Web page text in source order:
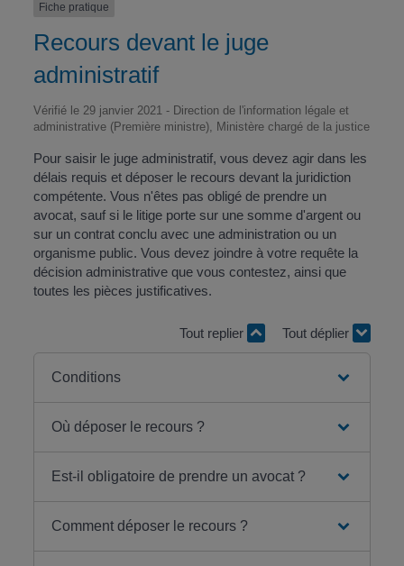
Fiche pratique
Recours devant le juge
administratif
Vérifié le 29 janvier 2021 - Direction de l'information légale et
administrative (Première ministre), Ministère chargé de la justice
Pour saisir le juge administratif, vous devez agir dans les
délais requis et déposer le recours devant la juridiction
compétente. Vous n'êtes pas obligé de prendre un
avocat, sauf si le litige porte sur une somme d'argent ou
sur un contrat conclu avec une administration ou un
organisme public. Vous devez joindre à votre requête la
décision administrative que vous contestez, ainsi que
toutes les pièces justificatives.
Tout replier Tout déplier
Conditions
Où déposer le recours ?
Est-il obligatoire de prendre un avocat ?
Comment déposer le recours ?